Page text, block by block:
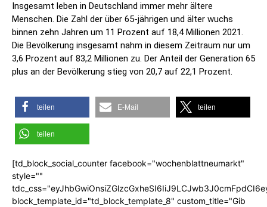
Insgesamt leben in Deutschland immer mehr ältere
Menschen. Die Zahl der über 65-jährigen und älter wuchs
binnen zehn Jahren um 11 Prozent auf 18,4 Millionen 2021.
Die Bevölkerung insgesamt nahm in diesem Zeitraum nur um
3,6 Prozent auf 83,2 Millionen zu. Der Anteil der Generation 65
plus an der Bevölkerung stieg von 20,7 auf 22,1 Prozent.
teilen E-Mail teilen
teilen
[td_block_social_counter facebook="wochenblattneumarkt"
style=""
block_template_id="td_block_template_8" custom_title="Gib